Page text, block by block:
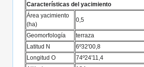
Características del yacimiento
Área yacimiento
(ha)
0,5
Geomorfología
terraza
Latitud N
6º32'00,8
Longitud O
74º24'11,4